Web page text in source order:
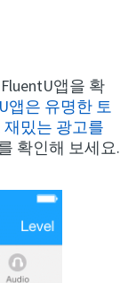
앱을 확
앱은 유명한 토
밌는 광고를
확인해 보세요.